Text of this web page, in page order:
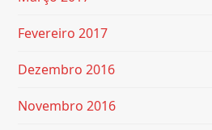
Fevereiro 2017
Dezembro 2016
Novembro 2016